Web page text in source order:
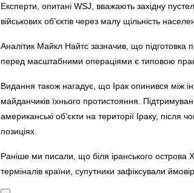
Експерти, опитані WSJ, вважають західну
військових об’єктів через малу щільність
Аналітик Майкл Найтс зазначив, що підготовка
перед масштабними операціями є типовою
Видання також нагадує, що Ірак опинився між
майданчиків їхнього протистояння.
американські об’єкти на території Іраку, після
позиціях.
Раніше ми писали, що біля іранського
терміналів країни, супутники зафіксували